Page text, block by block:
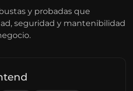
y probadas que
seguridad y mantenibilidad